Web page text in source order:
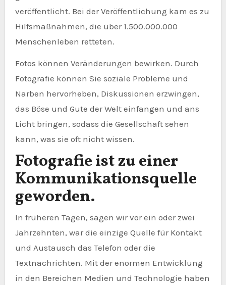
veröffentlicht. Bei der Veröffentlichung kam es zu
Hilfsmaßnahmen, die über 1.500.000.000
Menschenleben retteten.
Fotos können Veränderungen bewirken. Durch
Fotografie können Sie soziale Probleme und
Narben hervorheben, Diskussionen erzwingen,
das Böse und Gute der Welt einfangen und ans
Licht bringen, sodass die Gesellschaft sehen
kann, was sie oft nicht wissen.
Fotografie ist zu einer
Kommunikationsquelle
geworden.
In früheren Tagen, sagen wir vor ein oder zwei
Jahrzehnten, war die einzige Quelle für Kontakt
und Austausch das Telefon oder die
Textnachrichten. Mit der enormen Entwicklung
in den Bereichen Medien und Technologie haben